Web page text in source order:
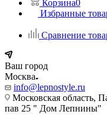
Корзина0
Избранные
Сравнение
Ваш город
Москва
info@lepnostyle.ru
Московская область,
пав 25 " Дом Лепнины"